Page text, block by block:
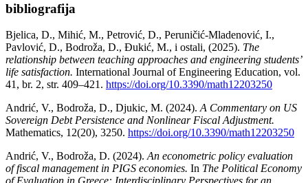
bibliografija
Bjelica, D., Mihić, M., Petrović, D., Peruničić-Mladenović, I.,
Pavlović, D., Bodroža, D., Đukić, M., i ostali, (2025). The
relationship between teaching approaches and engineering students’
life satisfaction. International Journal of Engineering Education, vol.
41, br. 2, str. 409–421. https://doi.org/10.3390/math12203250
Andrić, V., Bodroža, D., Djukic, M. (2024).A Commentary on US
Sovereign Debt Persistence and Nonlinear Fiscal Adjustment.
Mathematics, 12(20), 3250. https://doi.org/10.3390/math12203250
Andrić, V., Bodroža, D. (2024).An econometric policy evaluation
of fiscal management in PIGS economies. In The Political Economy